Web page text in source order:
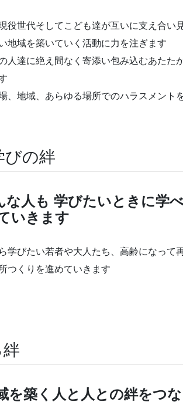
役世代そしてこども達が互いに支え合い
地域を築いていく活動に力を注ぎます
人達に絶え間なく寄添い包み込むあたた
、地域、あらゆる場所でのハラスメント
びの絆
人も 学びたいときに学
いきます
学びたい若者や大人たち、高齢になって
つくりを進めていきます
を築く人と人との絆をつ